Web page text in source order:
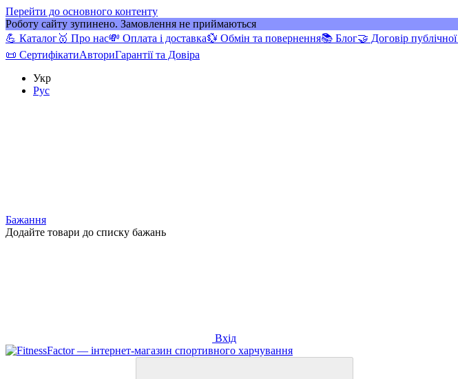
Перейти до основного контенту
Роботу сайту зупинено. Замовлення не приймаються
💪 Каталог🥇 Про нас💸 Оплата і доставка💱 Обмін та повернення📚 Блог🤝 Договір
📜 СертифікатиАвториГарантії та Довіра
Укр
Рус
Бажання
Додайте товари до списку бажань
Вхід